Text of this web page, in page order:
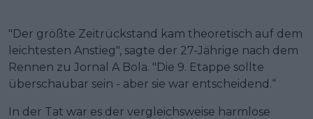
"Der größte Zeitrückstand kam theoretisch auf dem
leichtesten Anstieg", sagte der 27-Jährige nach dem
Rennen zu Jornal A Bola. "Die 9. Etappe sollte
überschaubar sein - aber sie war entscheidend.“
In der Tat war es der vergleichsweise harmlose